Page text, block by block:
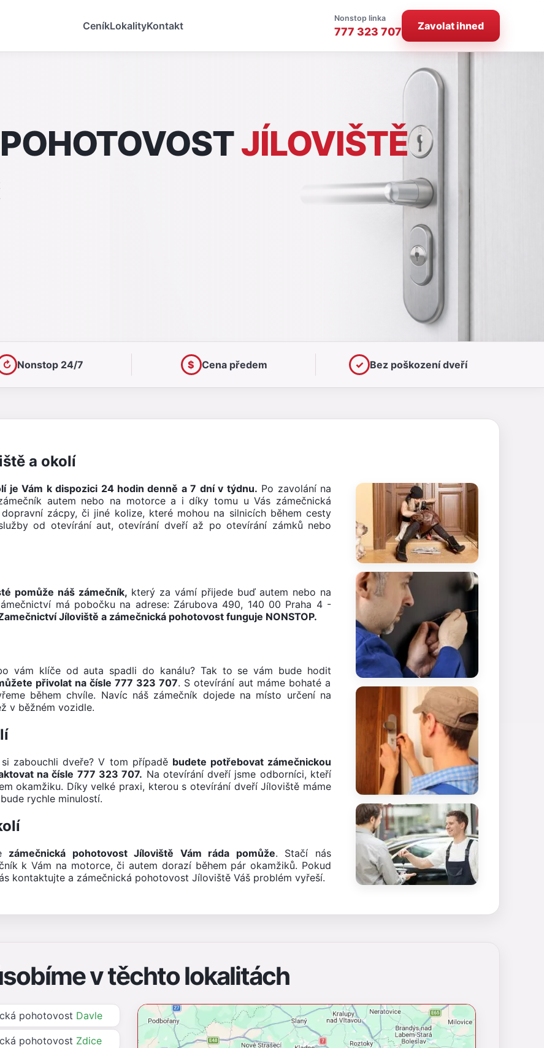
CeníkLokalityKontakt
Nonstop linka
777 323 707 Zavolat ihned
JÍLOVIŠTĚ
↻ Nonstop 24/7 $ Cena předem ✓ Bez poškození dveří
a okolí
je Vám k dispozici 24 hodin denně a 7 dní v týdnu. Po zavolání na
autem nebo na motorce a i díky tomu u Vás zámečnická
zácpy, či jiné kolize, které mohou na silnicích během cesty
od otevírání aut, otevírání dveří až po otevírání zámků nebo
pomůže náš zámečník, který za vámí přijede buď autem nebo na
má pobočku na adrese: Zárubova 490, 140 00 Praha 4 -
Jíloviště a zámečnická pohotovost funguje NONSTOP.
vám klíče od auta spadli do kanálu? Tak to se vám bude hodit
přivolat na čísle 777 323 707. S otevírání aut máme bohaté a
během chvíle. Navíc náš zámečník dojede na místo určení na
v běžném vozidle.
zabouchli dveře? V tom případě budete potřebovat zámečnickou
na čísle 777 323 707. Na otevírání dveří jsme odborníci, kteří
okamžiku. Díky velké praxi, kterou s otevírání dveří Jíloviště máme
rychle minulostí.
zámečnická pohotovost Jíloviště Vám ráda pomůže. Stačí nás
k Vám na motorce, či autem dorazí během pár okamžiků. Pokud
kontaktujte a zámečnická pohotovost Jíloviště Váš problém vyřeší.
v těchto lokalitách
pohotovost Davle
pohotovost Zdice